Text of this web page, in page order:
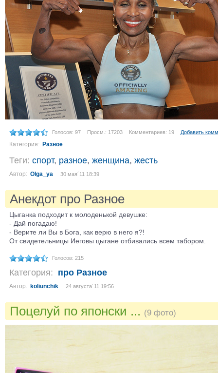
Голосов: 97 Просм.: 17203 Комментариев: 19 Добавить
Категория: Разное
Теги: спорт, разное, женщина, жесть
Автор: Olga_ya 30 мая´11 18:39
Анекдот про Разное
Цыганка подходит к молоденькой девушке:
- Дай погадаю!
- Верите ли Вы в Бога, как верю в него я?!
От свидетельницы Иеговы цыгане отбивались всем табором.
Голосов: 215
Категория: про Разное
Автор: koliunchik 24 августа´11 19:56
Поцелуй по японски ... (9 фото)